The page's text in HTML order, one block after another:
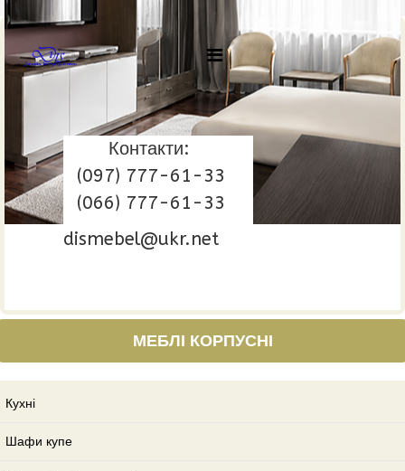
Контакти:
(097) 777-61-33
(066) 777-61-33
dismebel@ukr.net
МЕБЛІ КОРПУСНІ
Кухні
Шафи купе